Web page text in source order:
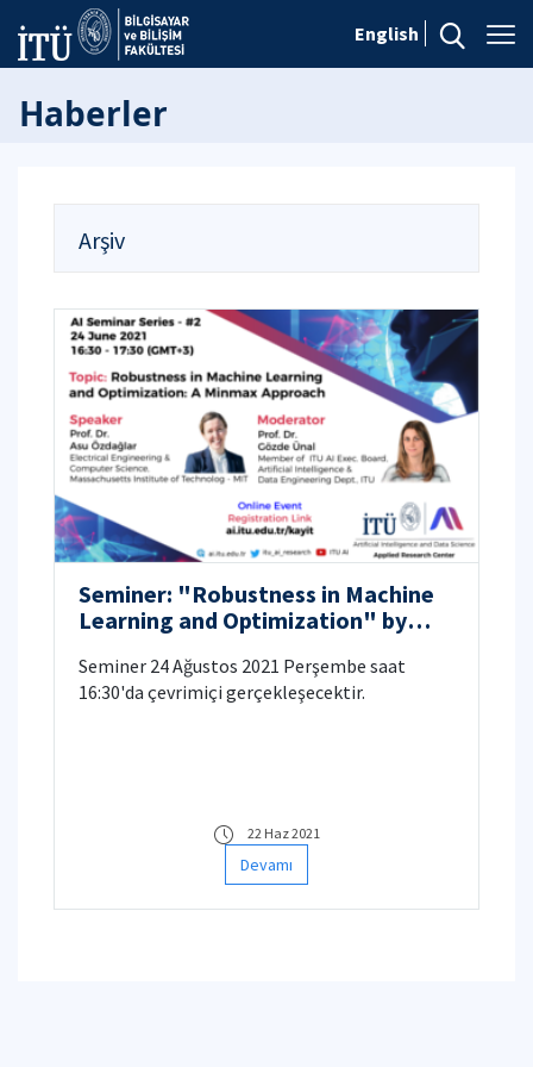
English
Haberler
Arşiv
Seminer: "Robustness in Machine
Learning and Optimization" by
Seminer 24 Ağustos 2021 Perşembe saat
16:30'da çevrimiçi gerçekleşecektir.
22 Haz 2021
Devamı